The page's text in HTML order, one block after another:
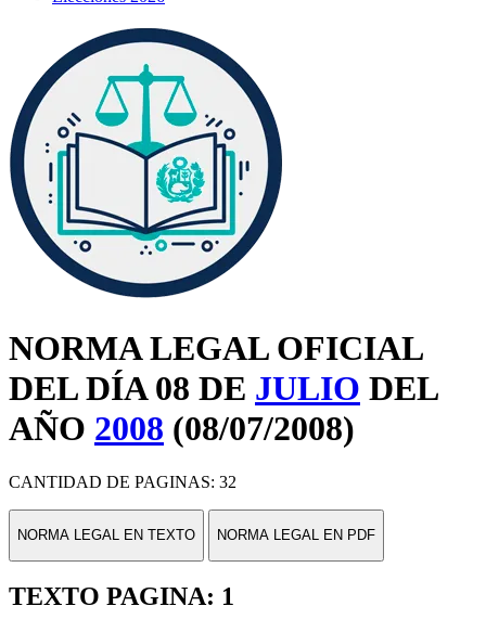
NORMA LEGAL OFICIAL
DEL DÍA 08 DE JULIO DEL
AÑO 2008 (08/07/2008)
CANTIDAD DE PAGINAS: 32
NORMA LEGAL EN TEXTO NORMA LEGAL EN PDF
TEXTO PAGINA: 1